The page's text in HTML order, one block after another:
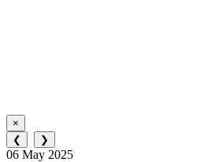
×
❮
❯
06 May 2025